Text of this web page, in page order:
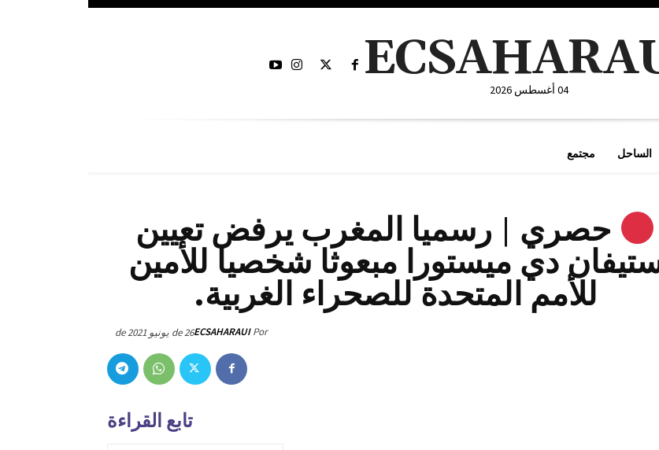
04 أغسطس 2026
الساحل مجتمع
حصري | رسميا المغرب يرفض تعيين
دي ميستورا مبعوثا شخصيا للأمين
للأمم المتحدة للصحراء الغربية.
Por
ECSAHARAUI26 de يونيو de 2021
تابع القراءة